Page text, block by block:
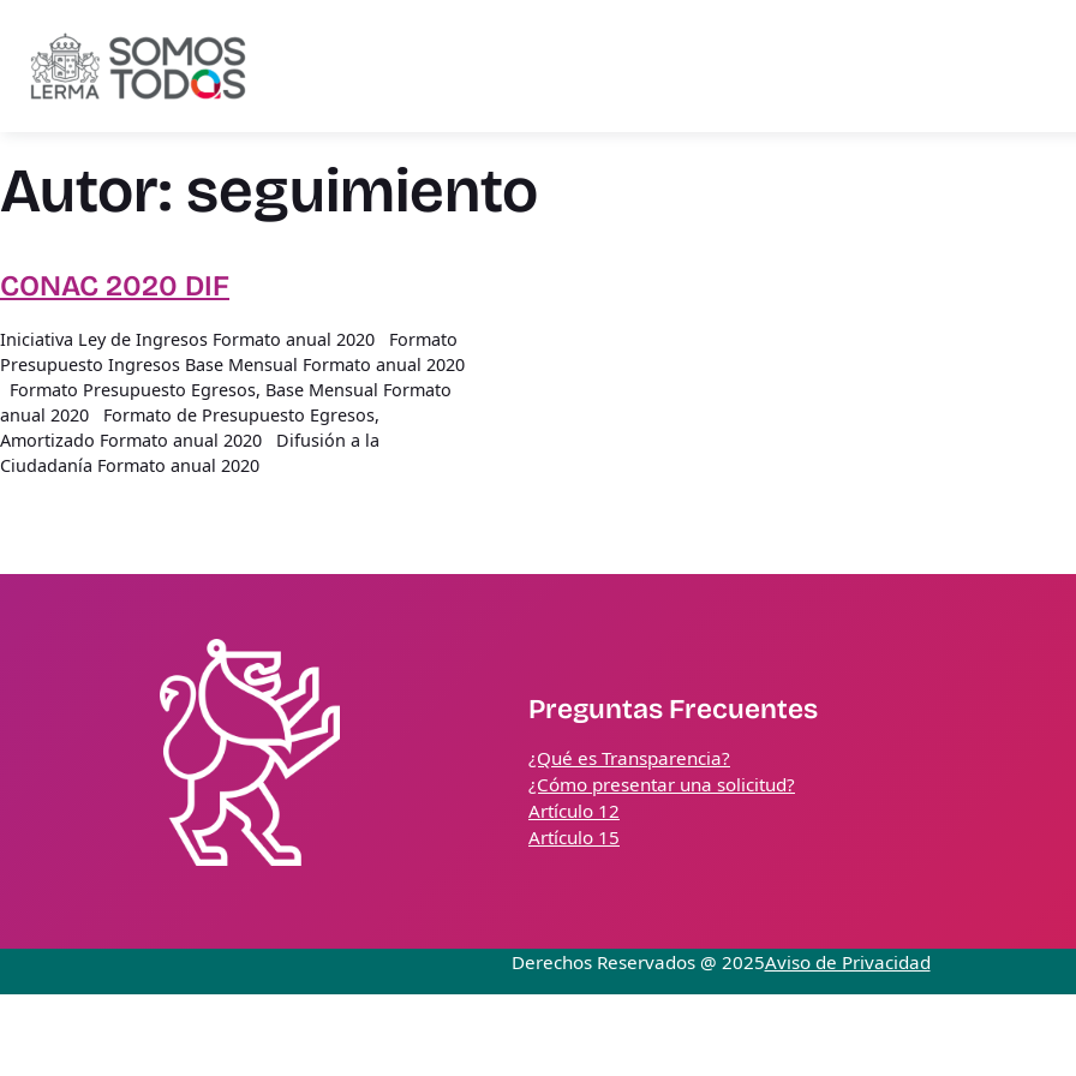
contenido
Autor: seguimiento
CONAC 2020 DIF
Iniciativa Ley de Ingresos Formato anual 2020 Formato
Presupuesto Ingresos Base Mensual Formato anual 2020
Formato Presupuesto Egresos, Base Mensual Formato
anual 2020 Formato de Presupuesto Egresos,
Amortizado Formato anual 2020 Difusión a la
Ciudadanía Formato anual 2020
Preguntas Frecuentes
¿Qué es Transparencia?
¿Cómo presentar una solicitud?
Artículo 12
Artículo 15
Derechos Reservados @ 2025Aviso de Privacidad